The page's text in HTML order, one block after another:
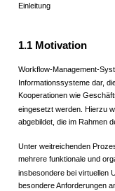
Einleitung
1.1 Motivation
Workflow-Management-
Informationssysteme dar,
Kooperationen wie
eingesetzt werden. Hierzu
abgebildet, die im Rahmen
Unter weitreichenden
mehrere funktionale und
insbesondere bei virtuellen
besondere Anforderungen